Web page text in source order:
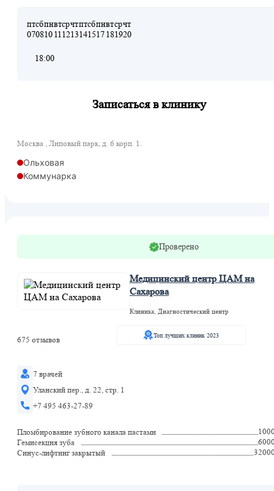
пт
07
сб
08
пн
10
вт
11
ср
12
чт
13
пт
14
сб
15
пн
17
вт
18
ср
19
чт
20
18:00
Записаться в клинику
Москва , Липовый парк, д. 6 корп. 1.
Ольховая
Коммунарка
Проверено
Медицинский центр ЦАМ на
Сахарова
Клиника, Диагностический центр
675 отзывов
Топ лучших клиник 2023
7 врачей
Уланский пер., д. 22, стр. 1
+7 495 463-27-89
Пломбирование зубного канала пастами
Гемисекция зуба
Синус-лифтинг закрытый